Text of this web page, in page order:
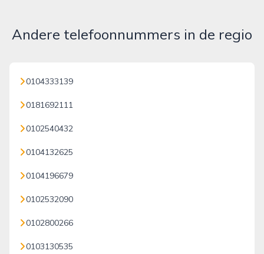
Andere telefoonnummers in de regio
0104333139
0181692111
0102540432
0104132625
0104196679
0102532090
0102800266
0103130535